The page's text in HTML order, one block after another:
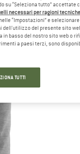
su “Seleziona tutto” accettate
necessari per ragioni
“Impostazioni” e
del presente sito
in basso del nostro sito web o
a paesi terzi, sono
TUTTI